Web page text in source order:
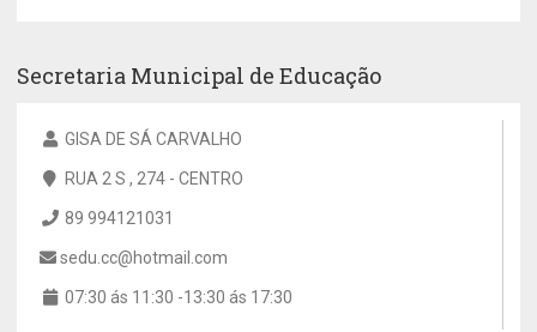
Secretaria Municipal de Educação
GISA DE SÁ CARVALHO
RUA 2 S , 274 - CENTRO
89 994121031
sedu.cc@hotmail.com
07:30 ás 11:30 -13:30 ás 17:30